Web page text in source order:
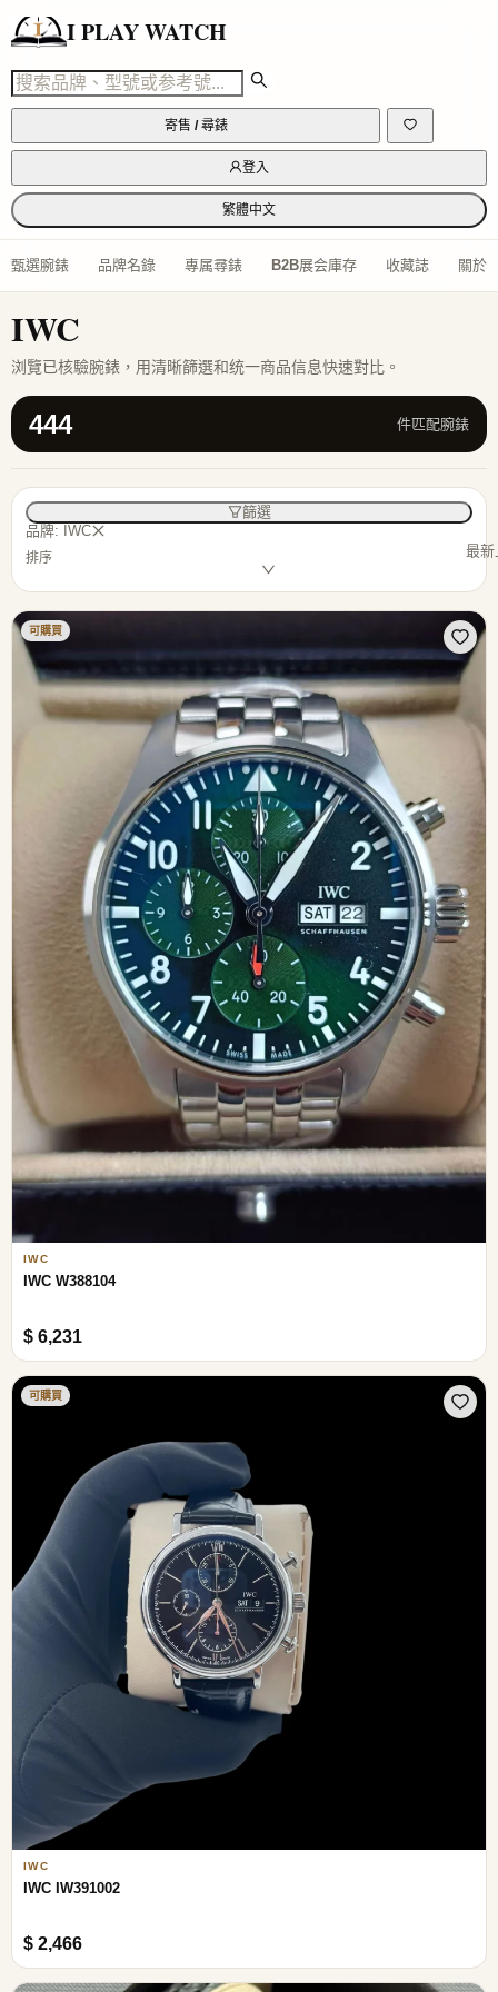
I PLAY WATCH
寄售 / 尋錶
登入
繁體中文
甄選腕錶 品牌名錄 專属尋錶 B2B展会庫存 收藏誌 關於
IWC
浏覽已核驗腕錶，用清晰篩選和统一商品信息快速對比。
444 件匹配腕錶
篩選
品牌: IWC
排序 最新
可購買
IWC
IWC W388104
$ 6,231
可購買
IWC
IWC IW391002
$ 2,466